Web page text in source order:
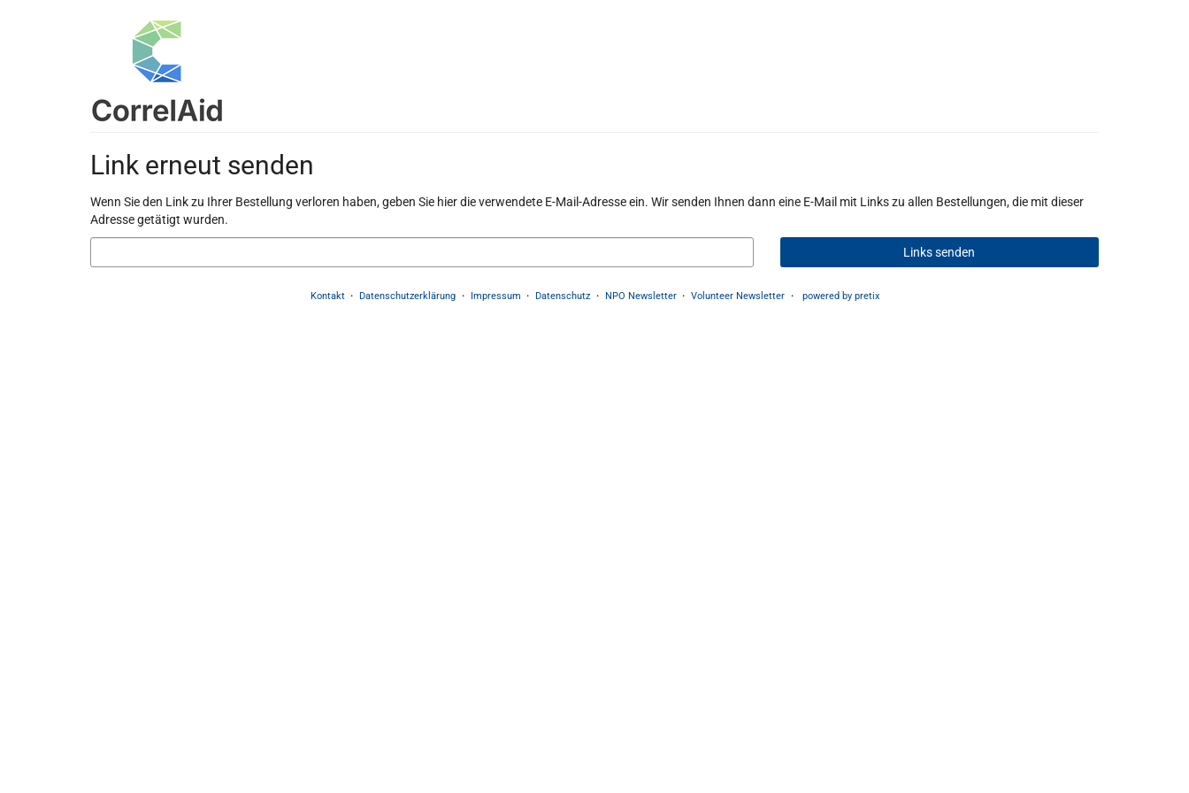
Link erneut senden
Wenn Sie den Link zu Ihrer Bestellung verloren haben, geben Sie hier die verwendete E-Mail-Adresse ein. Wir senden Ihnen dann eine E-Mail mit Links zu allen Bestellungen, die mit dieser
Adresse getätigt wurden.
Mail
Links senden
Kontakt Datenschutzerklärung Impressum Datenschutz NPO Newsletter Volunteer Newsletter powered by pretix